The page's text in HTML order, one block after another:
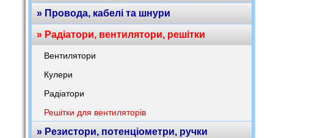
» Провода, кабелі та шнури
» Радіатори, вентилятори, решітки
Вентилятори
Кулери
Радіатори
Решітки для вентиляторів
» Резистори, потенціометри, ручки